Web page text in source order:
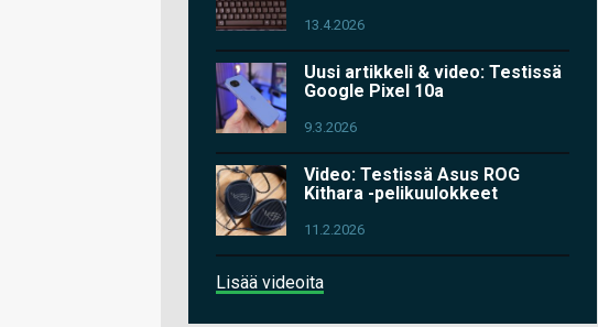
13.4.2026
Uusi artikkeli & video: Testissä
Google Pixel 10a
9.3.2026
Video: Testissä Asus ROG
Kithara -pelikuulokkeet
11.2.2026
Lisää videoita